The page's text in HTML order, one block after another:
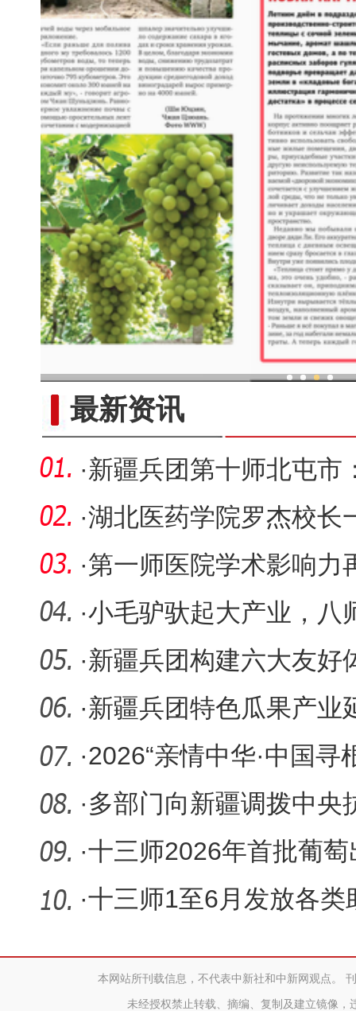
最新资讯
·新疆兵团第十师北屯市
粒归仓保
·湖北医药学院罗杰校长
调研指导
·第一师医院学术影响力
项兵团级
·小毛驴驮起大产业，八
养殖跑出
·新疆兵团构建六大友好
社区建设
·新疆兵团特色瓜果产业
·2026“亲情中华·中国寻
团营
·多部门向新疆调拨中央
旱减灾工
·十三师2026年首批葡
·十三师1至6月发放各
本网站所刊载信息，不代表中新社和中新网观点。
未经授权禁止转载、摘编、复制及建立镜像，